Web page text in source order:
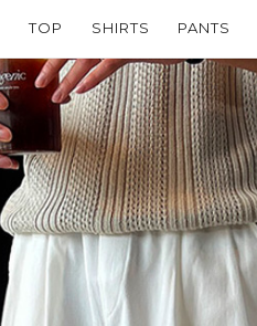
TOP SHIRTS PANTS